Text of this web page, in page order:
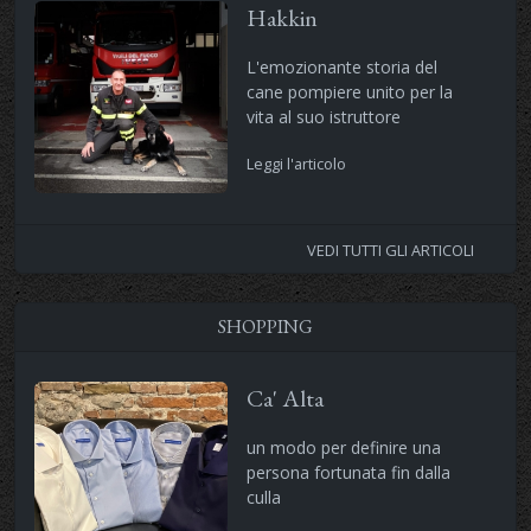
Hakkin
L'emozionante storia del
cane pompiere unito per la
vita al suo istruttore
Leggi l'articolo
VEDI TUTTI GLI ARTICOLI
SHOPPING
Ca' Alta
un modo per definire una
persona fortunata fin dalla
culla